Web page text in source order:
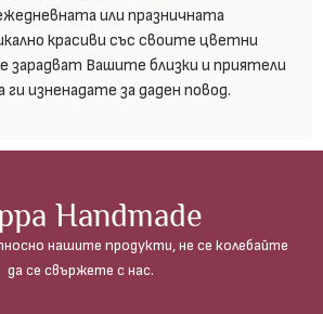
или празничната
красиви със своите цветни
Вашите близки и приятели
изненадате за даден повод.
Handmade
нашите продукти, не се колебайте
да се свържете с нас.